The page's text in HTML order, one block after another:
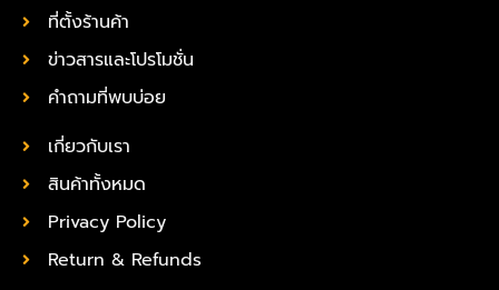
ที่ตั้งร้านค้า
ข่าวสารและโปรโมชั่น
คำถามที่พบบ่อย
เกี่ยวกับเรา
สินค้าทั้งหมด
Privacy Policy
Return & Refunds